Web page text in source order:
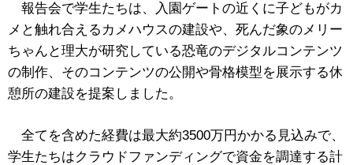
報告会で学生たちは、入園ゲートの近くに子どもがカ
メと触れ合えるカメハウスの建設や、死んだ象のメリー
ちゃんと理大が研究している恐竜のデジタルコンテンツ
の制作、そのコンテンツの公開や骨格模型を展示する休
憩所の建設を提案しました。
全てを含めた経費は最大約3500万円かかる見込みで、
学生たちはクラウドファンディングで資金を調達する計